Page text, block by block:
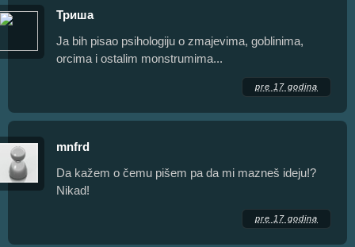
Триша
Ja bih pisao psihologiju o zmajevima, goblinima,
orcima i ostalim monstrumima...
pre 17 godina
mnfrd
Da kažem o čemu pišem pa da mi mazneš ideju!?
Nikad!
pre 17 godina